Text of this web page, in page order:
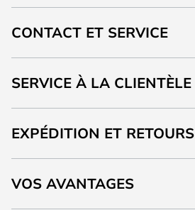
CONTACT ET SERVICE
SERVICE À LA CLIENTÈLE
EXPÉDITION ET RETOURS
VOS AVANTAGES